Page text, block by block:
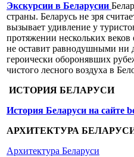
Экскурсии в Беларусии
страны. Беларусь не зря
вызывает удивление у
протяжении нескольких
не оставит равнодушными ни
героически оборонявших
чистого лесного воздуха в
ИСТОРИЯ БЕЛАРУСИ
История Беларуси на сайте
АРХИТЕКТУРА
Архитектура Беларуси